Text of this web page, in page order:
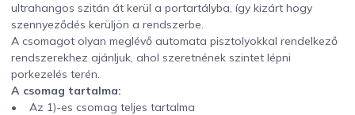
ultrahangos szitán át kerül a portartályba, így kizárt hogy
szennyeződés kerüljön a rendszerbe.
A csomagot olyan meglévő automata pisztolyokkal rendelkező
rendszerekhez ajánljuk, ahol szeretnének szintet lépni
porkezelés terén.
A csomag tartalma:
• Az 1)-es csomag teljes tartalma